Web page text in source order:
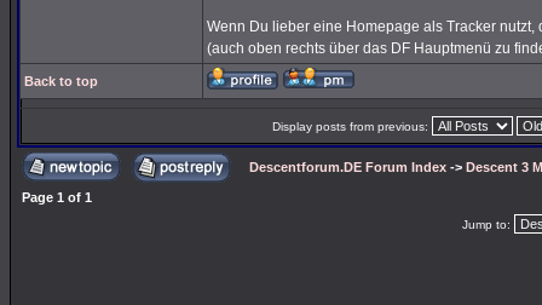
Wenn Du lieber eine Homepage als Tracker
(auch oben rechts über das DF Hauptmenü zu
Back to top
Display posts from previous:
Descentforum.DE Forum Index -> Descent 3
Page 1 of 1
Jump to: